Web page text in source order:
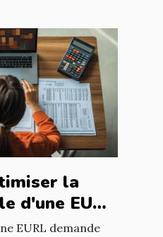
la
d'une EURL
EURL demande